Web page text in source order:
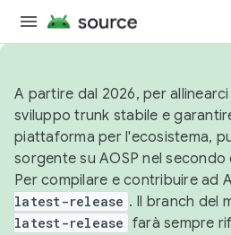
A partire dal 2026, per
sviluppo trunk stabile e
piattaforma per l'ecosistema,
sorgente su AOSP nel
Per compilare e contribuire ad
latest-release . Il branch del
latest-release farà sempre